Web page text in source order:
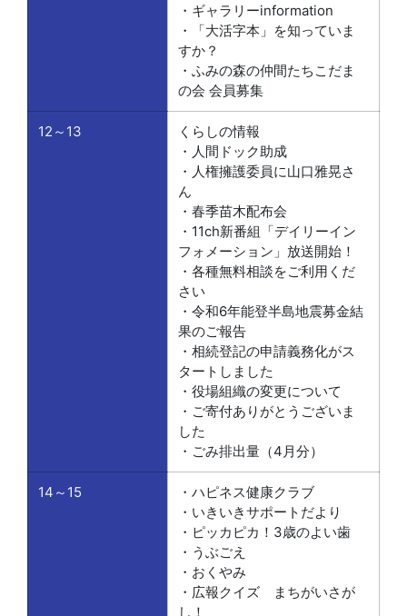
・ギャラリーinformation
・「大活字本」を知っていま
すか？
・ふみの森の仲間たちこだま
の会 会員募集
12～13
くらしの情報
・人間ドック助成
・人権擁護委員に山口雅晃さ
ん
・春季苗木配布会
・11ch新番組「デイリーイン
フォメーション」放送開始！
・各種無料相談をご利用くだ
さい
・令和6年能登半島地震募金結
果のご報告
・相続登記の申請義務化がス
タートしました
・役場組織の変更について
・ご寄付ありがとうございま
した
・ごみ排出量（4月分）
14～15
・ハピネス健康クラブ
・いきいきサポートだより
・ピッカピカ！3歳のよい歯
・うぶごえ
・おくやみ
・広報クイズ まちがいさが
し！